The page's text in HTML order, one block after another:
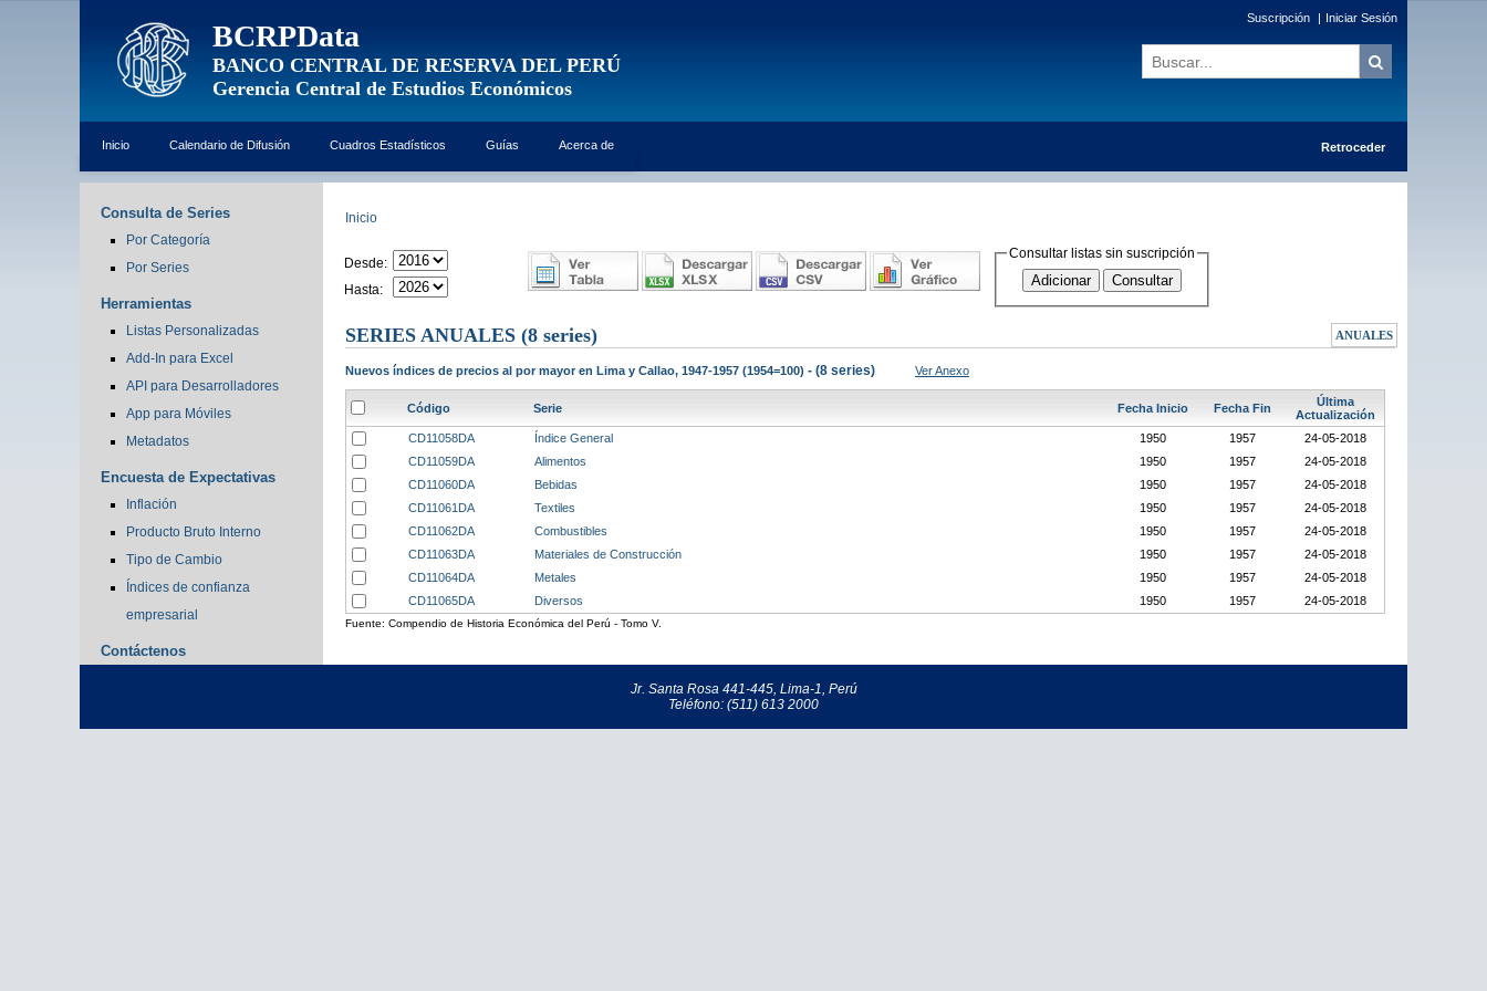
BCRPData
BANCO CENTRAL DE RESERVA DEL PERÚ
Gerencia Central de Estudios Económicos
Suscripción | Iniciar Sesión
Inicio Calendario de Difusión Cuadros Estadísticos Guías Acerca de Retroceder
Consulta de Series
Por Categoría
Por Series
Herramientas
Listas Personalizadas
Add-In para Excel
API para Desarrolladores
App para Móviles
Metadatos
Encuesta de Expectativas
Inflación
Producto Bruto Interno
Tipo de Cambio
Índices de confianza
empresarial
Contáctenos
Inicio
Desde:
Hasta:
Consultar listas sin suscripción
SERIES ANUALES (8 series) ANUALES
Nuevos índices de precios al por mayor en Lima y Callao, 1947-1957 (1954=100) - (8 series) Ver Anexo
Código Serie Fecha Inicio Fecha Fin
Última
Actualización
CD11058DA
Índice General 1950 1957
24-05-2018
CD11059DA
Alimentos 1950 1957
24-05-2018
CD11060DA
Bebidas 1950 1957
24-05-2018
CD11061DA
Textiles 1950 1957
24-05-2018
CD11062DA
Combustibles 1950 1957
24-05-2018
CD11063DA
Materiales de Construcción 1950 1957
24-05-2018
CD11064DA
Metales 1950 1957
24-05-2018
CD11065DA
Diversos 1950 1957 24-05-2018
Fuente: Compendio de Historia Económica del Perú - Tomo V.
Jr. Santa Rosa 441-445, Lima-1, Perú
Teléfono: (511) 613 2000